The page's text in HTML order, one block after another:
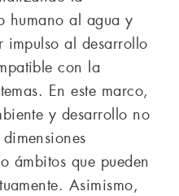
humano al agua y
impulso al desarrollo
con la
En este marco,
y desarrollo no
ámbitos que pueden
Asimismo,